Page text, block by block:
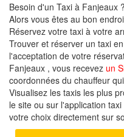
Besoin d'un Taxi à Fanjeaux ?
Alors vous êtes au bon
Réservez votre taxi à votre
Trouver et réserver un taxi
l'acceptation de votre
Fanjeaux , vous recevez un
coordonnées du chauffeur
Visualisez les taxis les plus
le site ou sur l'application
votre choix directement sur